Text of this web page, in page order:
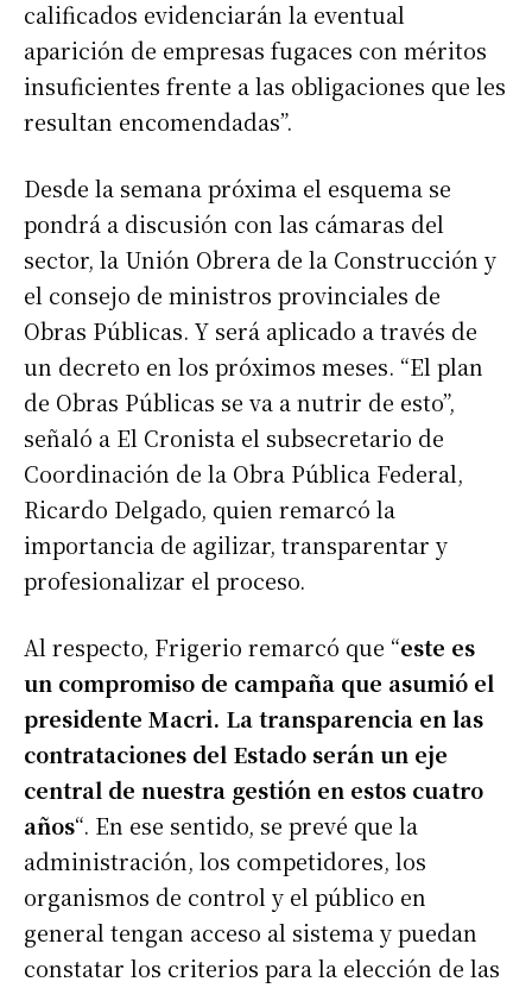
calificados evidenciarán la eventual
aparición de empresas fugaces con méritos
insuficientes frente a las obligaciones que les
resultan encomendadas”.
Desde la semana próxima el esquema se
pondrá a discusión con las cámaras del
sector, la Unión Obrera de la Construcción y
el consejo de ministros provinciales de
Obras Públicas. Y será aplicado a través de
un decreto en los próximos meses. “El plan
de Obras Públicas se va a nutrir de esto”,
señaló a El Cronista el subsecretario de
Coordinación de la Obra Pública Federal,
Ricardo Delgado, quien remarcó la
importancia de agilizar, transparentar y
profesionalizar el proceso.
Al respecto, Frigerio remarcó que “este es
un compromiso de campaña que asumió el
presidente Macri. La transparencia en las
contrataciones del Estado serán un eje
central de nuestra gestión en estos cuatro
años“. En ese sentido, se prevé que la
administración, los competidores, los
organismos de control y el público en
general tengan acceso al sistema y puedan
constatar los criterios para la elección de las